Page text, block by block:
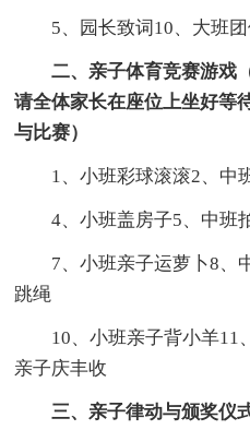
5、园长致词10、大班团
二、亲子体育竞赛游戏
请全体家长在座位上坐好等
与比赛）
1、小班彩球滚滚2、中
4、小班盖房子5、中班
7、小班亲子运萝卜8、
跳绳
10、小班亲子背小羊11
亲子庆丰收
三、亲子律动与颁奖仪